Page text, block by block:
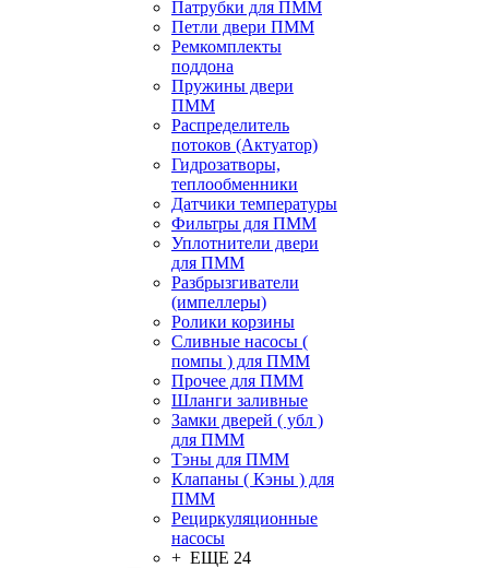
Патрубки для ПММ
Петли двери ПММ
Ремкомплекты
поддона
Пружины двери
ПММ
Распределитель
потоков (Актуатор)
Гидрозатворы,
теплообменники
Датчики температуры
Фильтры для ПММ
Уплотнители двери
для ПММ
Разбрызгиватели
(импеллеры)
Ролики корзины
Сливные насосы (
помпы ) для ПММ
Прочее для ПММ
Шланги заливные
Замки дверей ( убл )
для ПММ
Тэны для ПММ
Клапаны ( Кэны ) для
ПММ
Рециркуляционные
насосы
+ ЕЩЕ 24